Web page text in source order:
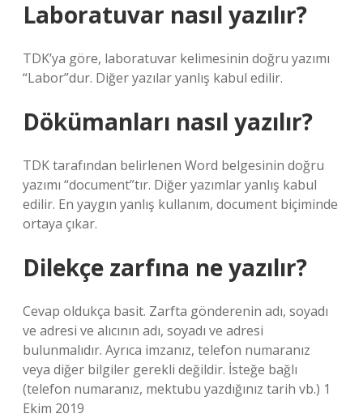
Laboratuvar nasıl yazılır?
TDK’ya göre, laboratuvar kelimesinin doğru yazımı
“Labor”dur. Diğer yazılar yanlış kabul edilir.
Dökümanları nasıl yazılır?
TDK tarafından belirlenen Word belgesinin doğru
yazımı “document”tır. Diğer yazımlar yanlış kabul
edilir. En yaygın yanlış kullanım, document biçiminde
ortaya çıkar.
Dilekçe zarfına ne yazılır?
Cevap oldukça basit. Zarfta gönderenin adı, soyadı
ve adresi ve alıcının adı, soyadı ve adresi
bulunmalıdır. Ayrıca imzanız, telefon numaranız
veya diğer bilgiler gerekli değildir. İsteğe bağlı
(telefon numaranız, mektubu yazdığınız tarih vb.) 1
Ekim 2019